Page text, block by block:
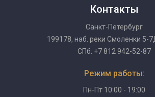
Контакты
Санкт-Петербург
199178, наб. реки Смоленки 5-
СПб: +7 812 942-52-87
Режим работы:
Пн-Пт 10:00 - 19:00